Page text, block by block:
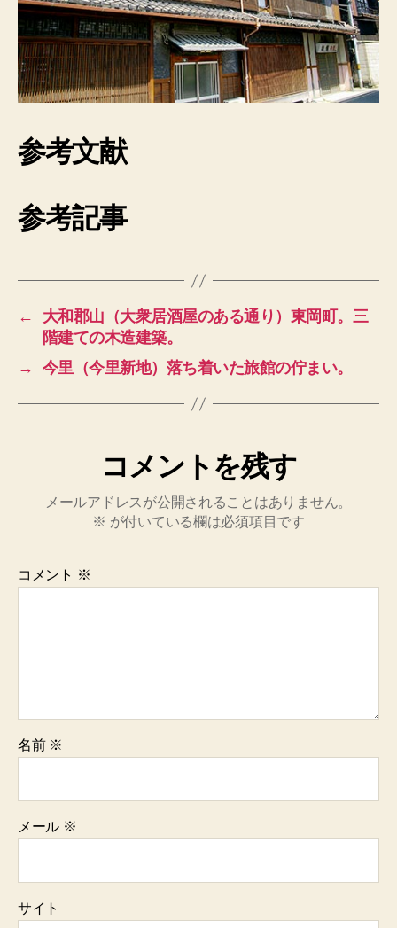
参考文献
参考記事
←
大和郡山（大衆居酒屋のある通り）東岡町。三
階建ての木造建築。
→
今里（今里新地）落ち着いた旅館の佇まい。
コメントを残す
メールアドレスが公開されることはありません。
※ が付いている欄は必須項目です
コメント ※
名前 ※
メール ※
サイト